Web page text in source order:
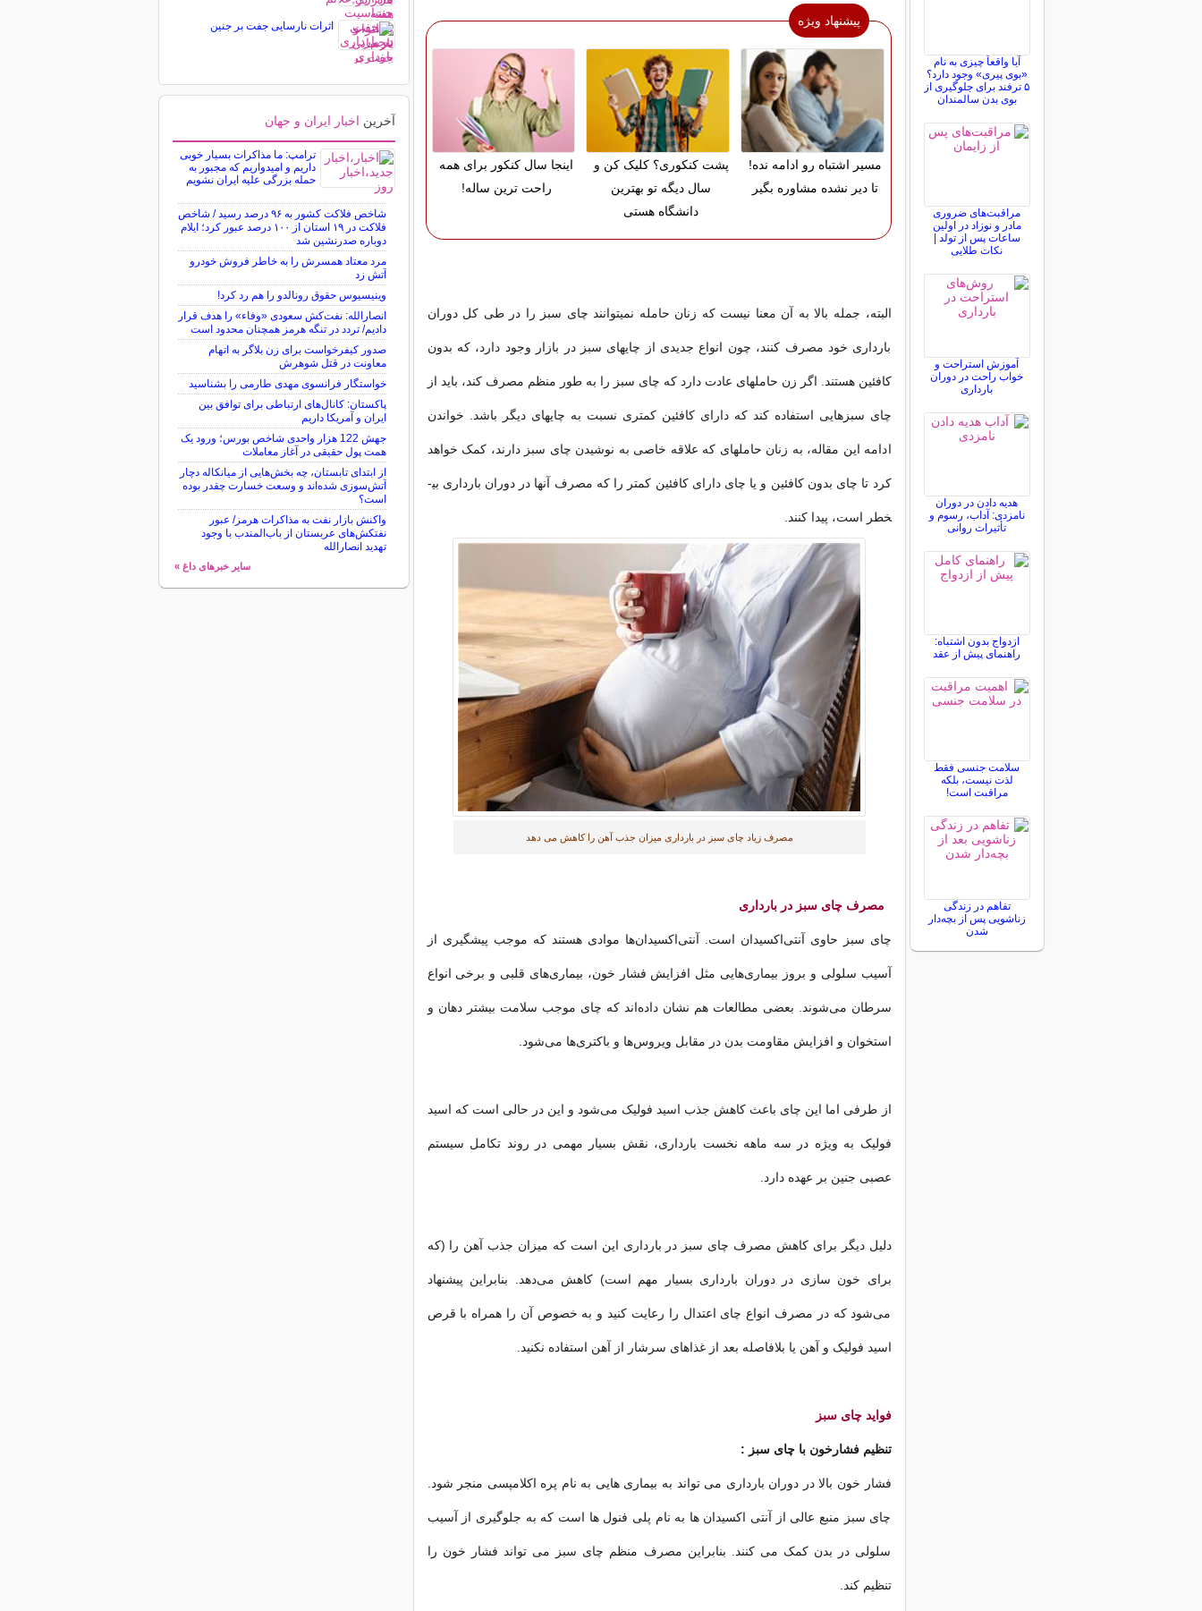
پیشنهاد ویژه
مسیر اشتباه رو ادامه نده!
تا دیر نشده مشاوره بگیر
پشت کنکوری؟ کلیک کن و
سال دیگه تو بهترین
دانشگاه هستی
اینجا سال کنکور برای همه
راحت ترین ساله!
البته، جمله بالا به آن معنا نیست که زنان حامله نمی­توانند چای سبز را در طی کل دوران
بارداری خود مصرف کنند، چون انواع جدیدی از چای­های سبز در بازار وجود دارد، که بدون
کافئین هستند. اگر زن حامله­ای عادت دارد که چای سبز را به طور منظم مصرف کند، باید از
چای سبزهایی استفاده کند که دارای کافئین کمتری نسبت به چای­های دیگر باشد. خواندن
ادامه این مقاله، به زنان حامله­ای که علاقه خاصی به نوشیدن چای سبز دارند، کمک خواهد
کرد تا چای بدون کافئین و یا چای دارای کافئین کمتر را که مصرف آن­ها در دوران بارداری بی­
خطر است، پیدا کنند.
مصرف زیاد چای سبز در بارداری میزان جذب آهن را کاهش می دهد
مصرف چای سبز در بارداری
چای سبز حاوی آنتی‌اکسیدان است. آنتی‌اکسیدان‌ها موادی هستند که موجب پیشگیری از
آسیب سلولی و بروز بیماری‌هایی مثل افزایش فشار خون، بیماری‌های قلبی و برخی انواع
سرطان می‌شوند. بعضی مطالعات هم نشان داده‌اند که چای موجب سلامت بیشتر دهان و
استخوان و افزایش مقاومت بدن در مقابل ویروس‌ها و باکتری‌ها می‌شود.
از طرفی اما این چای باعث کاهش جذب اسید فولیک می‌شود و این در حالی است که اسید
فولیک به ویژه در سه ماهه نخست بارداری، نقش بسیار مهمی در روند تکامل سیستم
عصبی جنین بر عهده دارد.
دلیل دیگر برای کاهش مصرف چای سبز در بارداری این است که میزان جذب آهن را (که
برای خون سازی در دوران بارداری بسیار مهم است) کاهش می‌دهد. بنابراین پیشنهاد
می‌شود که در مصرف انواع چای اعتدال را رعایت کنید و به خصوص آن‌ را همراه با قرص
اسید فولیک و آهن یا بلافاصله بعد از غذاهای سرشار از آهن استفاده نکنید.
فواید چای سبز
تنظیم فشارخون با چای سبز :
فشار خون بالا در دوران بارداری می تواند به بیماری هایی به نام پره اکلامپسی منجر شود.
چای سبز منبع عالی از آنتی اکسیدان ها به نام پلی فنول ها است که به جلوگیری از آسیب
سلولی در بدن کمک می کنند. بنابراین مصرف منظم چای سبز می تواند فشار خون را
تنظیم کند.
آیا واقعاً چیزی به نام
«بوی پیری» وجود دارد؟
۵ ترفند برای جلوگیری از
بوی بدن سالمندان
مراقبت‌های ضروری
مادر و نوزاد در اولین
ساعات پس از تولد |
نکات طلایی
آموزش استراحت و
خواب راحت در دوران
بارداری
هدیه دادن در دوران
نامزدی: آداب، رسوم و
تأثیرات روانی
ازدواج بدون اشتباه:
راهنمای پیش از عقد
سلامت جنسی فقط
لذت نیست، بلکه
مراقبت است!
تفاهم در زندگی
زناشویی پس از بچه‌دار
شدن
اثرات نارسایی جفت بر جنین
آخرین اخبار ایران و جهان
ترامپ: ما مذاکرات بسیار خوبی
داریم و امیدواریم که مجبور به
حمله بزرگی علیه ایران نشویم
شاخص فلاکت کشور به ۹۶ درصد رسید / شاخص
فلاکت در ۱۹ استان از ۱۰۰ درصد عبور کرد؛ ایلام
دوباره صدرنشین شد
مرد معتاد همسرش را به خاطر فروش خودرو
آتش زد
وینیسیوس حقوق رونالدو را هم رد کرد!
انصارالله: نفت‌کش سعودی «وفاء» را هدف قرار
دادیم/ تردد در تنگه هرمز همچنان محدود است
صدور کیفرخواست برای زن بلاگر به اتهام
معاونت در قتل شوهرش
خواستگار فرانسوی مهدی طارمی را بشناسید
پاکستان: کانال‌های ارتباطی برای توافق بین
ایران و آمریکا داریم
جهش 122 هزار واحدی شاخص بورس؛ ورود یک
همت پول حقیقی در آغاز معاملات
از ابتدای تابستان، چه بخش‌هایی از میانکاله دچار
آتش‌سوزی شده‌اند و وسعت خسارت چقدر بوده
است؟
واکنش بازار نفت به مذاکرات هرمز/ عبور
نفتکش‌های عربستان از باب‌المندب با وجود
تهدید انصارالله
سایر خبرهای داغ »